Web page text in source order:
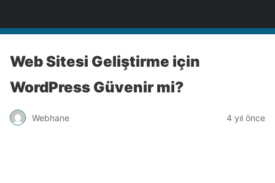
Web Sitesi Geliştirme için
WordPress Güvenir mi?
Webhane 4 yıl önce